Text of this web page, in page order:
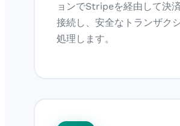
ョンでStripeを経由して決
接続し、安全なトランザク
処理します。